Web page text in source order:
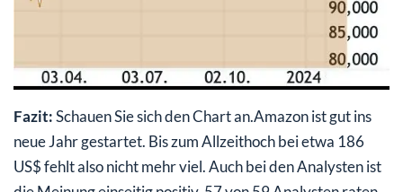
Fazit:Schauen Sie sich den Chart an.Amazon ist gut ins
neue Jahr gestartet. Bis zum Allzeithoch bei etwa 186
US$ fehlt also nicht mehr viel. Auch bei den Analysten ist